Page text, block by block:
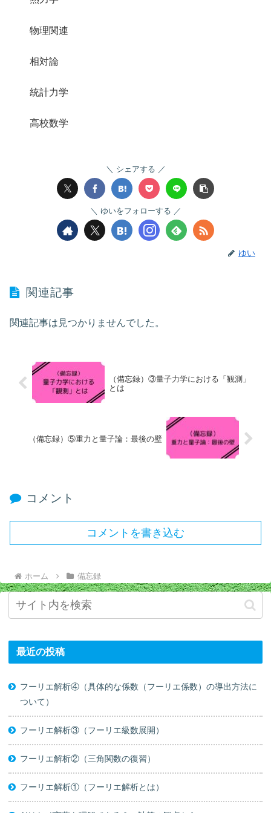
物理関連
相対論
統計力学
高校数学
シェアする
ゆいをフォローする
ゆい
関連記事
関連記事は見つかりませんでした。
（備忘録）③量子力学における「観測」
とは
（備忘録）⑤重力と量子論：最後の壁
コメント
コメントを書き込む
ホーム 備忘録
最近の投稿
フーリエ解析④（具体的な係数（フーリエ係数）の導出方法に
ついて）
フーリエ解析③（フーリエ級数展開）
フーリエ解析②（三角関数の復習）
フーリエ解析①（フーリエ解析とは）